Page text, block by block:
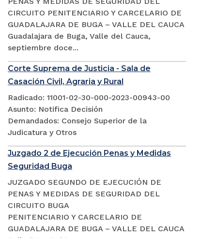
CIRCUITO PENITENCIARIO Y CARCELARIO DE
GUADALAJARA DE BUGA – VALLE DEL CAUCA
Guadalajara de Buga, Valle del Cauca,
septiembre doce...
Corte Suprema de Justicia - Sala de
Casación Civil, Agraria y Rural
Radicado: 11001-02-30-000-2023-00943-00
Asunto: Notifica Decisión
Demandados: Consejo Superior de la
Judicatura y Otros
Juzgado 2 de Ejecución Penas y Medidas
Seguridad Buga
JUZGADO SEGUNDO DE EJECUCIÓN DE
PENAS Y MEDIDAS DE SEGURIDAD DEL
CIRCUITO BUGA
PENITENCIARIO Y CARCELARIO DE
GUADALAJARA DE BUGA – VALLE DEL CAUCA